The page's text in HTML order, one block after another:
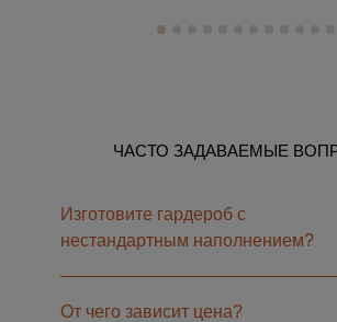
ЧАСТО ЗАДАВАЕМЫЕ
Изготовите гардероб с
нестандартным наполнением?
От чего зависит цена?